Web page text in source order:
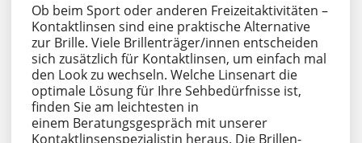
Ob beim Sport oder anderen Freizeitaktivitäten –
Kontaktlinsen sind eine praktische Alternative
zur Brille. Viele Brillenträger/innen entscheiden
sich zusätzlich für Kontaktlinsen, um einfach mal
den Look zu wechseln. Welche Linsenart die
optimale Lösung für Ihre Sehbedürfnisse ist,
finden Sie am leichtesten in
einem Beratungsgespräch mit unserer
Kontaktlinsenspezialistin heraus. Die Brillen-